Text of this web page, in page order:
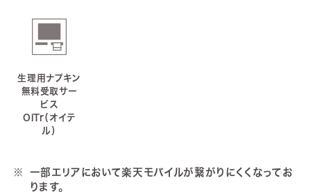
生理用ナプキン
無料受取サー
ビス
OiTr（オイテ
ル）
一部エリアにおいて楽天モバイルが繋がりにくくなってお
ります。